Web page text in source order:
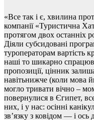
«Все так і є, хвилина
компанії «Туристична
протягом двох останніх
Діяли субсидовані
туроператорам вартість
наші то шикарно
пропозиції, цінник
навітьнижче (коли мова
могло тривати вічно –
повернулися в Єгипет,
них, і у нас: осінні
зв’язку з ковідом — і ось